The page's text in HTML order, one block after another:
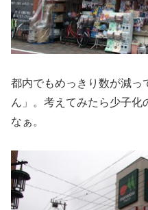
都内でもめっきり数が減っ
ん」。考えてみたら少子化
なぁ。